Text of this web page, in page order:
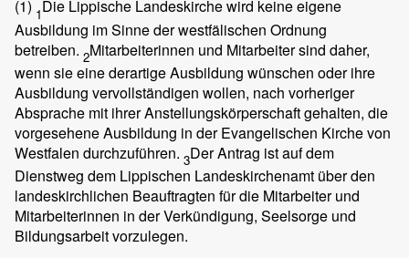
(1) 1Die Lippische Landeskirche wird keine eigene
Ausbildung im Sinne der westfälischen Ordnung
betreiben. 2Mitarbeiterinnen und Mitarbeiter sind daher,
wenn sie eine derartige Ausbildung wünschen oder ihre
Ausbildung vervollständigen wollen, nach vorheriger
Absprache mit ihrer Anstellungskörperschaft gehalten, die
vorgesehene Ausbildung in der Evangelischen Kirche von
Westfalen durchzuführen. 3Der Antrag ist auf dem
Dienstweg dem Lippischen Landeskirchenamt über den
landeskirchlichen Beauftragten für die Mitarbeiter und
Mitarbeiterinnen in der Verkündigung, Seelsorge und
Bildungsarbeit vorzulegen.